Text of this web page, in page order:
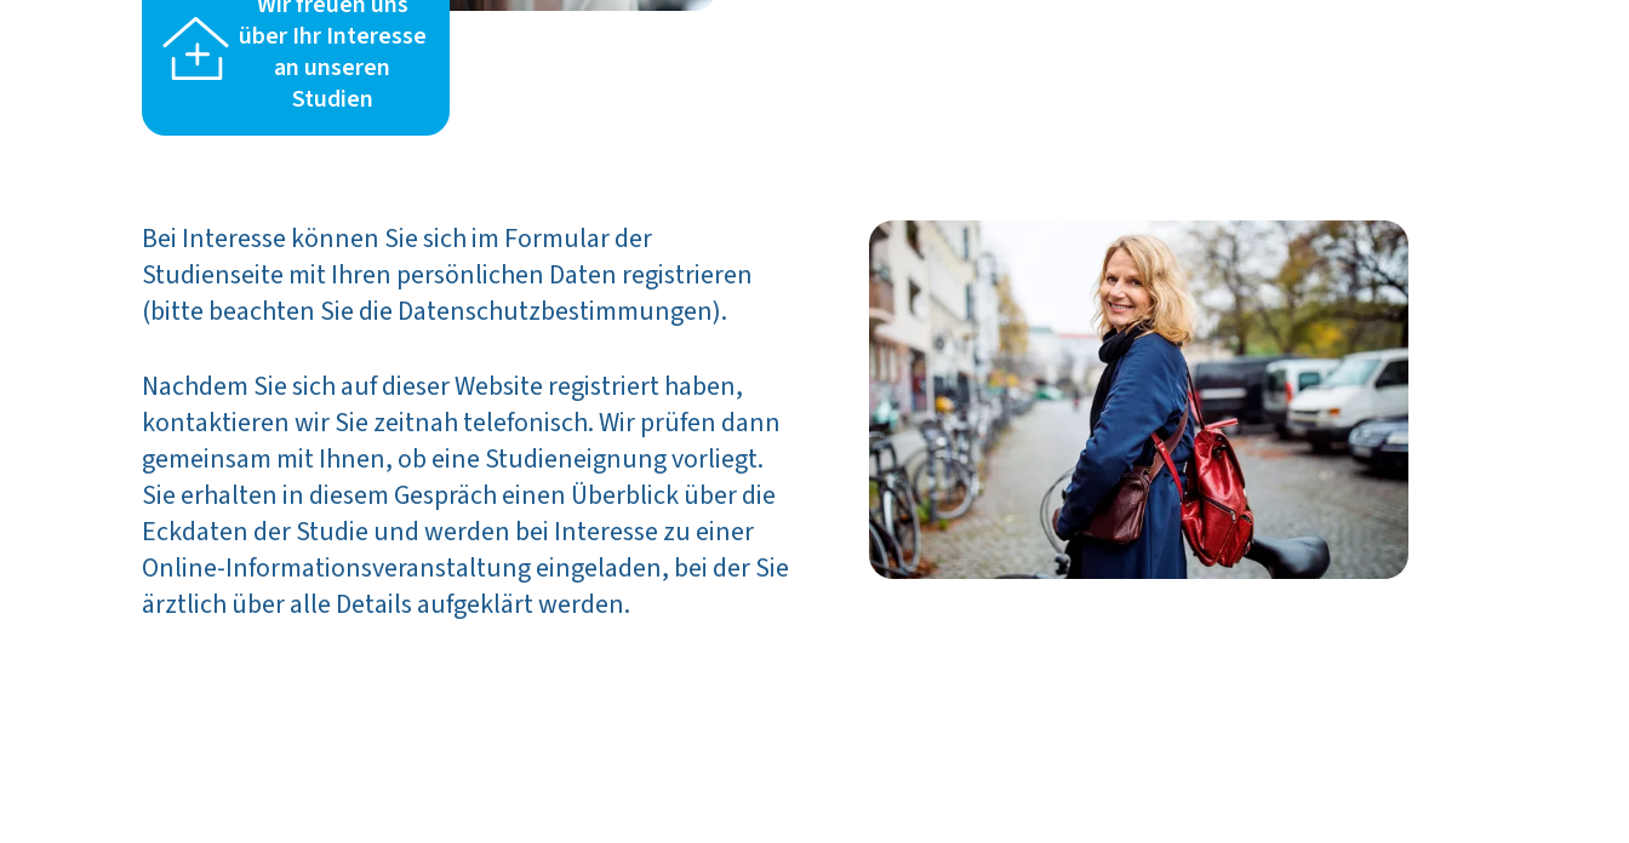
über Ihr Interesse
an unseren
Studien
Bei Interesse können Sie sich im Formular der
Studienseite mit Ihren persönlichen Daten registrieren
(bitte beachten Sie die Datenschutzbestimmungen).
Nachdem Sie sich auf dieser Website registriert haben,
kontaktieren wir Sie zeitnah telefonisch. Wir prüfen dann
gemeinsam mit Ihnen, ob eine Studieneignung vorliegt.
Sie erhalten in diesem Gespräch einen Überblick über die
Eckdaten der Studie und werden bei Interesse zu einer
Online-Informationsveranstaltung eingeladen, bei der Sie
ärztlich über alle Details aufgeklärt werden.